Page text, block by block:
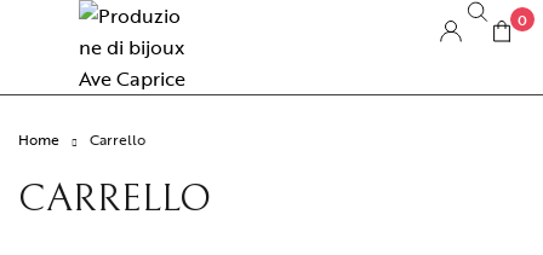
0
Home Carrello
CARRELLO